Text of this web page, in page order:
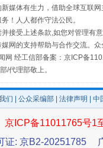
规
媒体有生力，借助全球互联
！人人都作守法公民。
接受上述条款,如您对管理
网的支持帮助与合作交流。
网 经工信部备案：京ICP备
/代理部敬上。
们 公众采编部 法律声明 |
京ICP备11011765号1
证: 京B2-20251785